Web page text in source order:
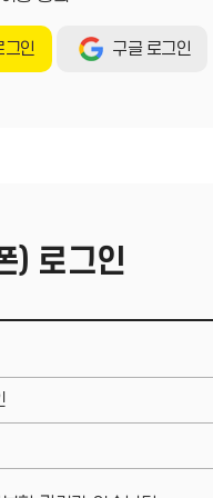
그인 구글 로그인
) 로그인